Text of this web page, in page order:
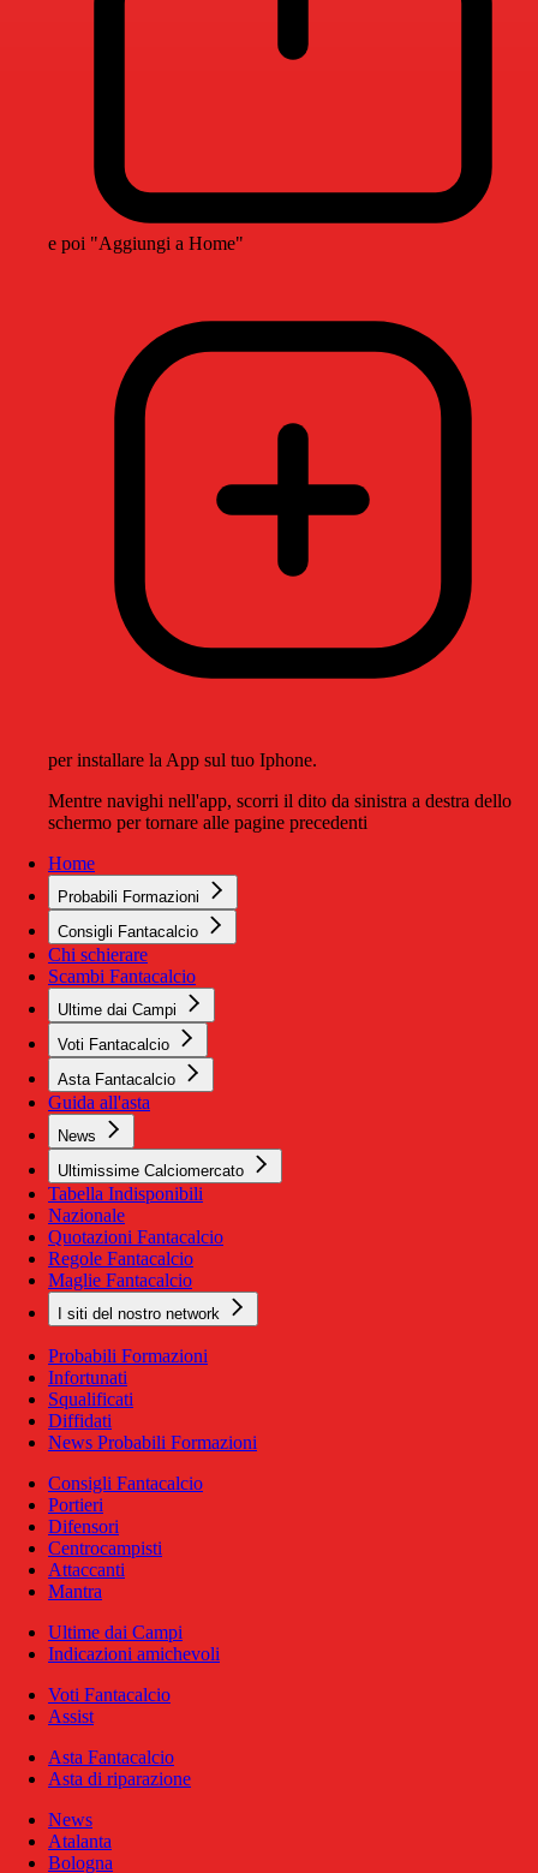
e poi "Aggiungi a Home"
per installare la App sul tuo Iphone.
Mentre navighi nell'app, scorri il dito da sinistra a destra dello
schermo per tornare alle pagine precedenti
Home
Probabili Formazioni
Consigli Fantacalcio
Chi schierare
Scambi Fantacalcio
Ultime dai Campi
Voti Fantacalcio
Asta Fantacalcio
Guida all'asta
News
Ultimissime Calciomercato
Tabella Indisponibili
Nazionale
Quotazioni Fantacalcio
Regole Fantacalcio
Maglie Fantacalcio
I siti del nostro network
Probabili Formazioni
Infortunati
Squalificati
Diffidati
News Probabili Formazioni
Consigli Fantacalcio
Portieri
Difensori
Centrocampisti
Attaccanti
Mantra
Ultime dai Campi
Indicazioni amichevoli
Voti Fantacalcio
Assist
Asta Fantacalcio
Asta di riparazione
News
Atalanta
Bologna